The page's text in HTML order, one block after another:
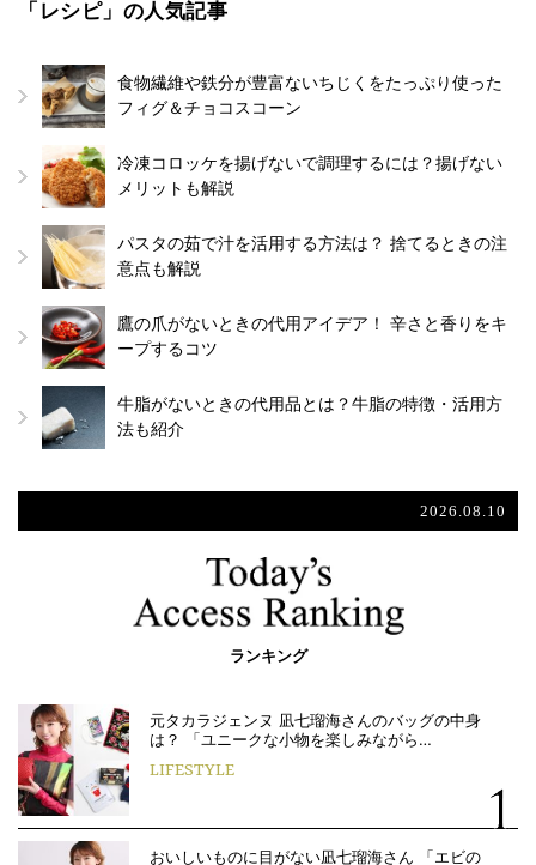
「レシピ」の人気記事
食物繊維や鉄分が豊富ないちじくをたっぷり使った
フィグ＆チョコスコーン
冷凍コロッケを揚げないで調理するには？揚げない
メリットも解説
パスタの茹で汁を活用する方法は？ 捨てるときの注
意点も解説
鷹の爪がないときの代用アイデア！ 辛さと香りをキ
ープするコツ
牛脂がないときの代用品とは？牛脂の特徴・活用方
法も紹介
2026.08.10
ランキング
元タカラジェンヌ 凪七瑠海さんのバッグの中身
は？ 「ユニークな小物を楽しみながら…
LIFESTYLE
おいしいものに目がない凪七瑠海さん 「エビの